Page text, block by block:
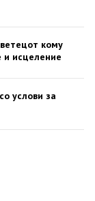
кому
и исцеление
услови за